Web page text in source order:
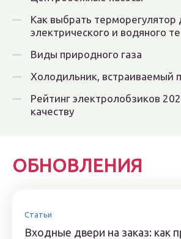
Как выбрать терморегулятор
электрического и водяного
Виды природного газа
Холодильник, встраиваемый
Рейтинг электролобзиков
качеству
ОБНОВЛЕНИЯ
Статьи
Входные двери на заказ: как